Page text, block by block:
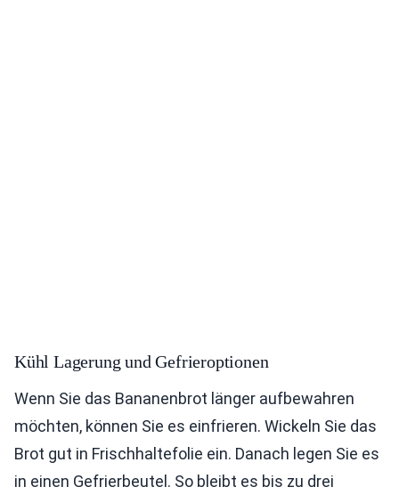
Kühl Lagerung und Gefrieroptionen
Wenn Sie das Bananenbrot länger aufbewahren
möchten, können Sie es einfrieren. Wickeln Sie das
Brot gut in Frischhaltefolie ein. Danach legen Sie es
in einen Gefrierbeutel. So bleibt es bis zu drei